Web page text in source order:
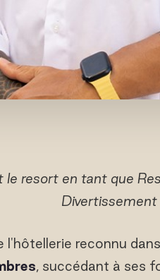
le resort en tant que
Divertissement
l'hôtellerie reconnu
, succédant à ses